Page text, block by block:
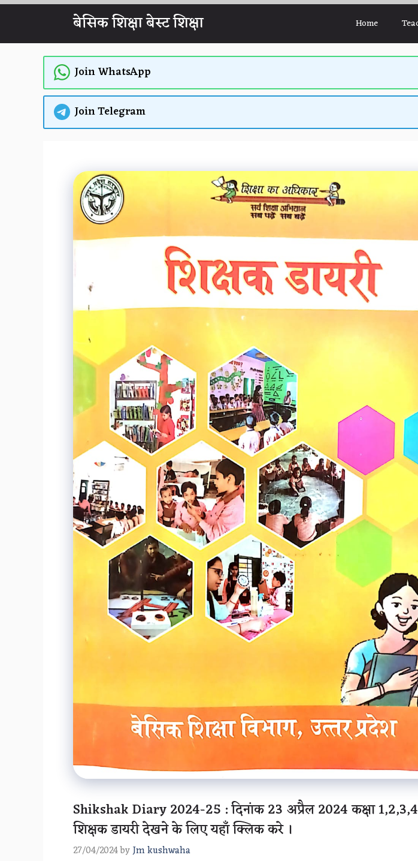
बेसिक शिक्षा बेस्ट शिक्षा Home
Join WhatsApp
Join Telegram
Shikshak Diary 2024-25 : दिनांक 23 अप्रैल 2024 कक्षा
शिक्षक डायरी देखने के लिए यहाँ क्लिक करे ।
27/04/2024byJm kushwaha